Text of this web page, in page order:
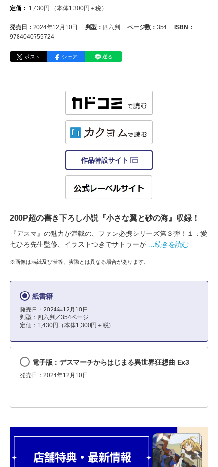
定価： 1,430円 （本体1,300円＋税）
発売日： 2024年12月10日 判型： 四六判 ページ数： 354
ISBN：
9784040755724
ポスト シェア 送る
作品特設サイト
200P超の書き下ろし小説『小さな翼と砂の海』収録！
『デスマ』の魅力が満載の、ファン必携シリーズ第３弾！１．愛
七ひろ先生監修、イラストつきでサトゥーが
…続きを読む
※画像は表紙及び帯等、実際とは異なる場合があります。
紙書籍
発売日：2024年12月10日
判型：四六判／354ページ
定価：1,430円（本体1,300円＋税）
電子版：デスマーチからはじまる異世界狂想曲 Ex3
発売日：2024年12月10日